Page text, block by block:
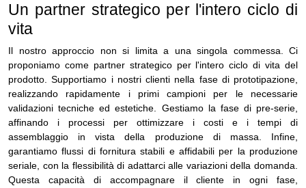
Un partner strategico per l'intero ciclo di
vita
Il nostro approccio non si limita a una singola commessa. Ci
proponiamo come partner strategico per l'intero ciclo di vita del
prodotto. Supportiamo i nostri clienti nella fase di prototipazione,
realizzando rapidamente i primi campioni per le necessarie
validazioni tecniche ed estetiche. Gestiamo la fase di pre-serie,
affinando i processi per ottimizzare i costi e i tempi di
assemblaggio in vista della produzione di massa. Infine,
garantiamo flussi di fornitura stabili e affidabili per la produzione
seriale, con la flessibilità di adattarci alle variazioni della domanda.
Questa capacità di accompagnare il cliente in ogni fase,